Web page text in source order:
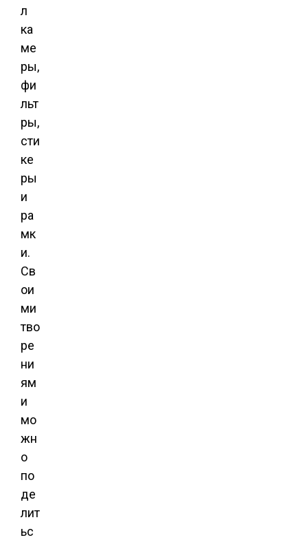
л
ка
ме
ры,
фи
льт
ры,
сти
ке
ры
и
ра
мк
и.
Св
ои
ми
тво
ре
ни
ям
и
мо
жн
о
по
де
лит
ьс